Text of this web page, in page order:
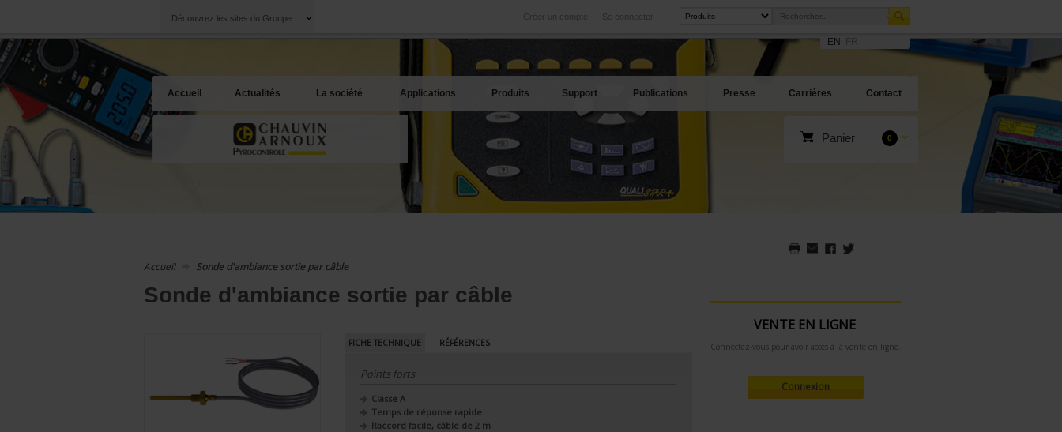
Découvrez les sites du Groupe Se connecter
Créer un compte
International
Nos filiales à l'étranger
Nos meilleures offres
EN
Accueil Actualités La société Applications Produits Support Publications Presse Carrières Contact
Panier 0
Accueil Sonde d'ambiance sortie par câble
Sonde d'ambiance sortie par câble
FICHE TECHNIQUE RÉFÉRENCES
Points forts
Classe A
Temps de réponse rapide
Raccord facile, câble de 2 m
VENTE EN LIGNE
Connectez-vous pour avoir accès à la vente en ligne.
Connexion